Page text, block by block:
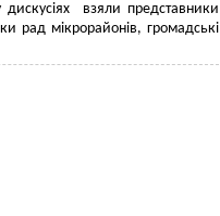
взяли представники
рад мікрорайонів, громадські